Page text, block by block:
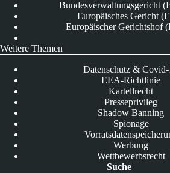
Bundesverwaltungsgericht
Europäisches Gericht
Europäischer Gerichtshof
Weitere Themen
Datenschutz &
EEA-Richtlinie
Kartellrecht
Presseprivileg
Shadow Banning
Spionage
Werbung
Wettbewerbsrecht
Suche